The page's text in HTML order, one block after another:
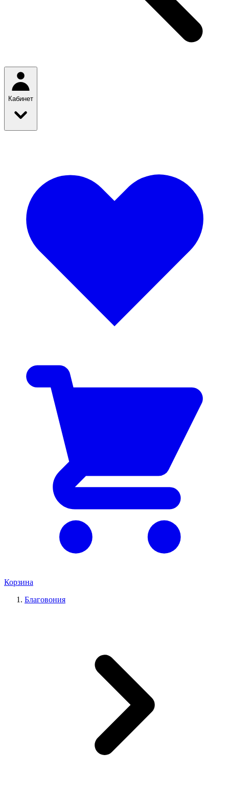
Кабинет
Корзина
Благовония